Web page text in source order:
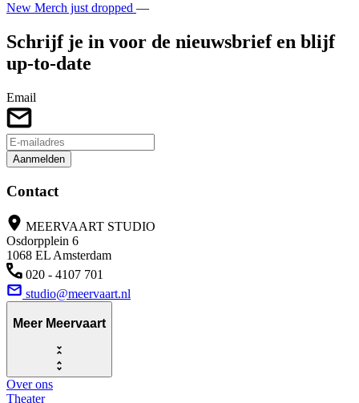
New Merch just dropped —
Schrijf je in voor de nieuwsbrief en blijf
up-to-date
Email
Aanmelden
Contact
MEERVAART STUDIO
Osdorpplein 6
1068 EL Amsterdam
020 - 4107 701
studio@meervaart.nl
Meer Meervaart
Over ons
Theater